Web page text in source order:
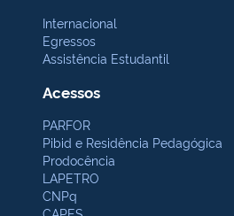
Internacional
Egressos
Assistência Estudantil
Acessos
PARFOR
Pibid e Residência Pedagógica
Prodocência
LAPETRO
CNPq